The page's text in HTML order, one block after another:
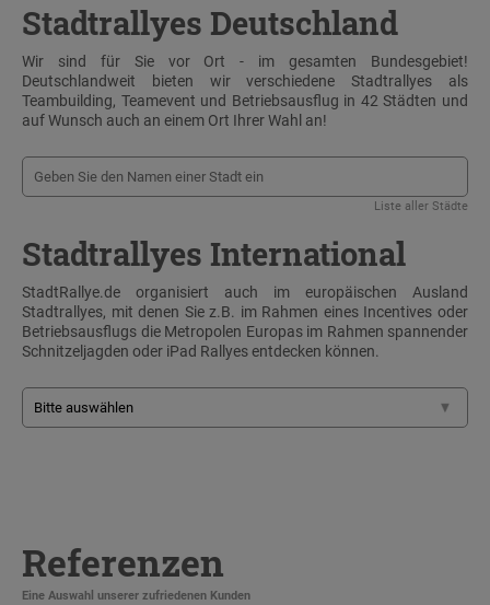
Stadtrallyes Deutschland
Wir sind für Sie vor Ort - im gesamten Bundesgebiet!
Deutschlandweit bieten wir verschiedene Stadtrallyes als
Teambuilding, Teamevent und Betriebsausflug in 42 Städten und
auf Wunsch auch an einem Ort Ihrer Wahl an!
Liste aller Städte
Stadtrallyes International
StadtRallye.de organisiert auch im europäischen Ausland
Stadtrallyes, mit denen Sie z.B. im Rahmen eines Incentives oder
Betriebsausflugs die Metropolen Europas im Rahmen spannender
Schnitzeljagden oder iPad Rallyes entdecken können.
Referenzen
Eine Auswahl unserer zufriedenen Kunden